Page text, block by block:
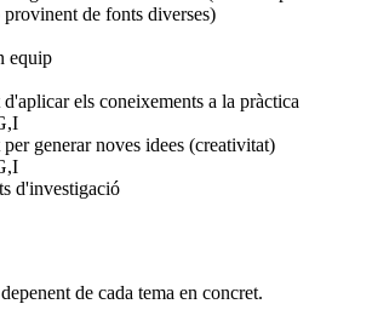
de fonts diverses)
equip
els coneixements a la pràctica
generar noves idees (creativitat)
d'investigació
de cada tema en concret.